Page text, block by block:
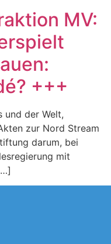
MV:
+++
und der Welt,
zur Nord Stream
darum, bei
mit